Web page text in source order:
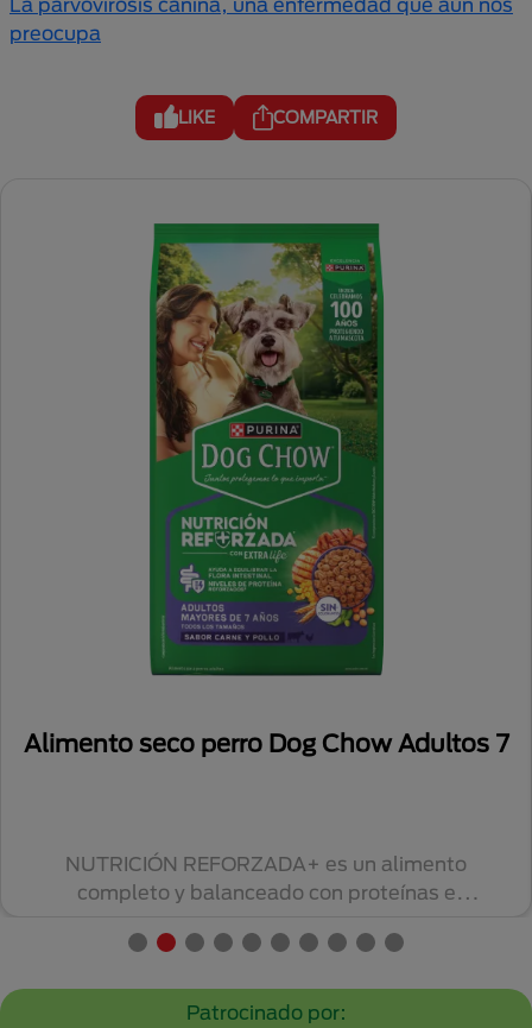
preocupa
LIKE COMPARTIR
Alimento seco perro Dog Chow Adultos 7
NUTRICIÓN REFORZADA+ es un alimento
completo y balanceado con proteínas e
Patrocinado por: